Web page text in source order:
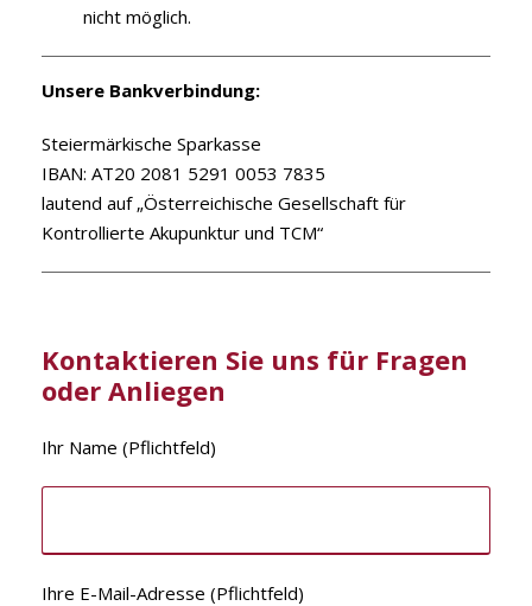
nicht möglich.
Unsere Bankverbindung:
Steiermärkische Sparkasse
IBAN: AT20 2081 5291 0053 7835
lautend auf „Österreichische Gesellschaft für
Kontrollierte Akupunktur und TCM“
Kontaktieren Sie uns für Fragen
oder Anliegen
Ihr Name (Pflichtfeld)
Ihre E-Mail-Adresse (Pflichtfeld)